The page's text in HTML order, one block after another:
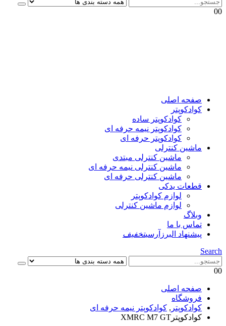
00
صفحه اصلی
کوادکوپتر
کوادکوپتر ساده
کوادکوپتر نیمه حرفه ای
کوادکوپتر حرفه ای
ماشین کنترلی
ماشین کنترلی مبتدی
ماشین کنترلی نیمه حرفه ای
ماشین کنترلی حرفه ای
قطعات یدکی
لوازم کوادکوپتر
لوازم ماشین کنترلی
وبلاگ
تماس با ما
پیشنهاد البرزآرسیتخفیف
Search
00
صفحه اصلی
فروشگاه
کوادکوپتر , کوادکوپتر نیمه حرفه ای
کوادکوپترXMRC M7 GT